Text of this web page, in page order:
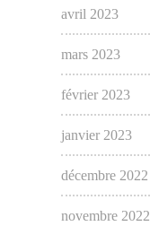
avril 2023
mars 2023
février 2023
janvier 2023
décembre 2022
novembre 2022